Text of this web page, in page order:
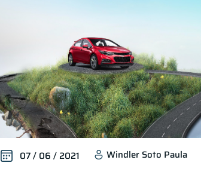
07 / 06 / 2021 Windler Soto Paula